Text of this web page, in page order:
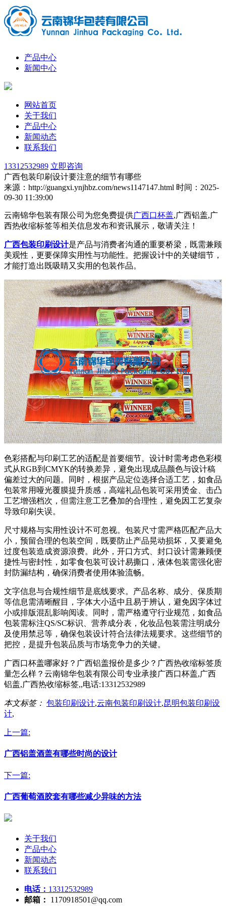
产品中心
新闻中心
网站首页
关于我们
产品中心
新闻动态
联系我们
13312532989 立即咨询
广西包装印刷设计要注意的细节有哪些
来源：http://guangxi.ynjhbz.com/news1147147.html 时间：2025-
09-30 11:39:00
云南锦华包装有限公司为您免费提供广西口杯盖,广西铝盖,广
西热收缩标签等相关信息发布和资讯展示，敬请关注！
广西包装印刷设计是产品与消费者沟通的重要桥梁，既需兼顾
美观性，更要保障实用性与功能性。把握设计中的关键细节，
才能打造出既吸睛又实用的包装作品。
色彩搭配与印刷工艺的适配是首要细节。设计时需考虑色彩模
式从RGB到CMYK的转换差异，避免出现成品颜色与设计稿
偏差过大的问题。同时，根据产品定位选择合适工艺，如食品
包装常用哑光覆膜提升质感，高端礼品包装可采用烫金、击凸
工艺增强档次，但需注意工艺叠加的合理性，避免因工艺复杂
导致印刷失误。
尺寸规格与实用性设计不可忽视。包装尺寸需严格匹配产品大
小，预留合理的包装空间，既要防止产品晃动损坏，又要避免
过度包装造成资源浪费。此外，开口方式、封口设计需兼顾便
捷性与密封性，如零食包装可设计易撕口，液体包装需强化密
封防漏结构，确保消费者使用体验流畅。
文字信息与合规性细节是底线要求。产品名称、成分、保质期
等信息需清晰醒目，字体大小适中且易于辨认，避免因字体过
小或排版混乱影响阅读。同时，需严格遵守行业规范，如食品
包装需标注QS/SC标识、营养成分表，化妆品包装需注明成分
及使用禁忌等，确保包装设计符合法律法规要求。这些细节的
把控，是提升包装品质与市场竞争力的关键。
广西口杯盖哪家好？广西铝盖报价是多少？广西热收缩标签质
量怎么样？云南锦华包装有限公司专业承接广西口杯盖,广西
铝盖,广西热收缩标签,,电话:13312532989
本文标签： 包装印刷设计,云南包装印刷设计,昆明包装印刷设
计,
上一篇:
广西铝盖酒盖有哪些时尚的设计
下一篇:
广西葡萄酒胶套有哪些减少异味的方法
关于我们
产品中心
新闻动态
联系我们
电话： 13312532989
邮箱：
1170918501@qq.com